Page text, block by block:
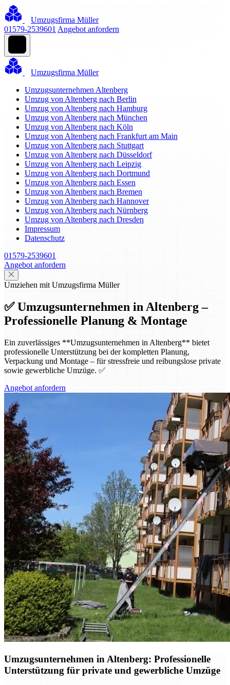
Umzugsfirma Müller
01579-2539601 Angebot anfordern
Umzugsfirma Müller
Umzugsunternehmen Altenberg
Umzug von Altenberg nach Berlin
Umzug von Altenberg nach Hamburg
Umzug von Altenberg nach München
Umzug von Altenberg nach Köln
Umzug von Altenberg nach Frankfurt am Main
Umzug von Altenberg nach Stuttgart
Umzug von Altenberg nach Düsseldorf
Umzug von Altenberg nach Leipzig
Umzug von Altenberg nach Dortmund
Umzug von Altenberg nach Essen
Umzug von Altenberg nach Bremen
Umzug von Altenberg nach Hannover
Umzug von Altenberg nach Nürnberg
Umzug von Altenberg nach Dresden
Impressum
Datenschutz
01579-2539601
Angebot anfordern
Umziehen mit Umzugsfirma Müller
✅ Umzugsunternehmen in Altenberg –
Professionelle Planung & Montage
Ein zuverlässiges **Umzugsunternehmen in Altenberg** bietet
professionelle Unterstützung bei der kompletten Planung,
Verpackung und Montage – für stressfreie und reibungslose private
sowie gewerbliche Umzüge. ✅
Angebot anfordern
Umzugsunternehmen in Altenberg: Professionelle
Unterstützung für private und gewerbliche Umzüge